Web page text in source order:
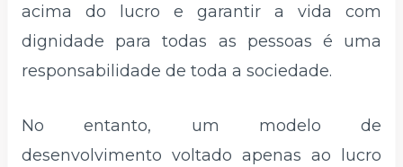
acima do lucro e garantir a vida com
dignidade para todas as pessoas é uma
responsabilidade de toda a sociedade.
No entanto, um modelo de
desenvolvimento voltado apenas ao lucro